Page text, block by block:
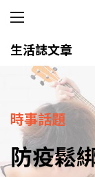
生活誌文章
時事話題
防疫鬆